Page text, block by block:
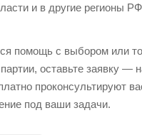
и в другие регионы
помощь с выбором или
оставьте заявку —
проконсультируют
под ваши задачи.